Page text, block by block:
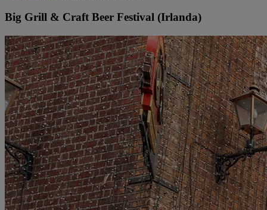
Big Grill & Craft Beer Festival (Irlanda)